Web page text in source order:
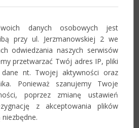
Forum
Miejsce wymiany uwag, doświadczeń i
innych informacji związanych z
systemem Navireo.
Zobacz
Szkolenia
danych osobowych jest
przy ul. Jerzmanowskiej 2 we
odwiedzania naszych serwisów
przetwarzać Twój adres IP, pliki
nt. Twojej aktywności oraz
Ponieważ szanujemy Twoje
poprzez zmianę ustawień
z akceptowania plików